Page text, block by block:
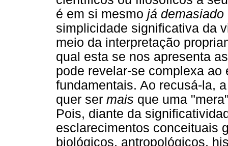
é em si mesmo já demasiado
simplicidade significativa da
meio da interpretação
qual esta se nos apresenta
pode revelar-se complexa
fundamentais. Ao recusá-la,
quer ser mais que uma
Pois, diante da
esclarecimentos conceituais
biológicos, antropológicos,